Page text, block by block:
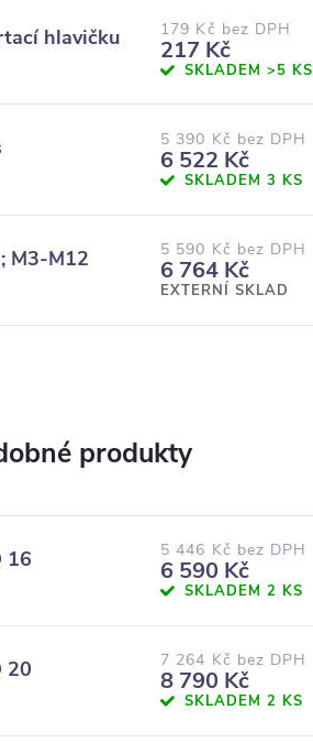
hlavičku 179 Kč bez DPH
217 Kč
SKLADEM>5 KS
5 390 Kč bez DPH
6 522 Kč
SKLADEM3 KS
M3-M12 5 590 Kč bez DPH
6 764 Kč
EXTERNÍ SKLAD
16 5 446 Kč bez DPH
6 590 Kč
SKLADEM2 KS
20 7 264 Kč bez DPH
8 790 Kč
SKLADEM2 KS